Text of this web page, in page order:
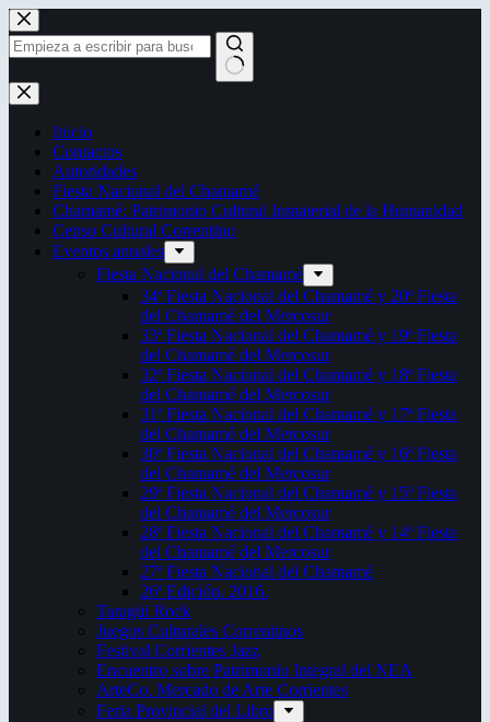
Saltar
al
contenido
Sin
resultados
Inicio
Contactos
Autoridades
Fiesta Nacional del Chamamé
Chamamé: Patrimonio Cultural Inmaterial de la Humanidad
Censo Cultural Correntino
Eventos anuales
Fiesta Nacional del Chamamé
34ª Fiesta Nacional del Chamamé y 20ª Fiesta
del Chamamé del Mercosur
33ª Fiesta Nacional del Chamamé y 19ª Fiesta
del Chamamé del Mercosur
32ª Fiesta Nacional del Chamamé y 18ª Fiesta
del Chamamé del Mercosur
31ª Fiesta Nacional del Chamamé y 17ª Fiesta
del Chamamé del Mercosur
30ª Fiesta Nacional del Chamamé y 16ª Fiesta
del Chamamé del Mercosur
29ª Fiesta Nacional del Chamamé y 15ª Fiesta
del Chamamé del Mercosur
28ª Fiesta Nacional del Chamamé y 14ª Fiesta
del Chamamé del Mercosur
27ª Fiesta Nacional del Chamamé
26ª Edición. 2016.
Taragüi Rock
Juegos Culturales Correntinos
Festival Corrientes Jazz
Encuentro sobre Patrimonio Integral del NEA
ArteCo. Mercado de Arte Corrientes
Feria Provincial del Libro